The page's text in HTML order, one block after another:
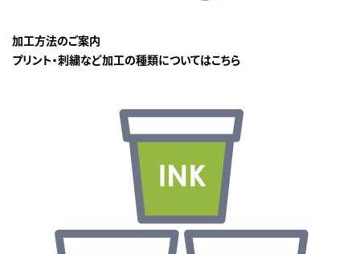
加工方法のご案内
プリント・刺繍など加工の種類についてはこちら